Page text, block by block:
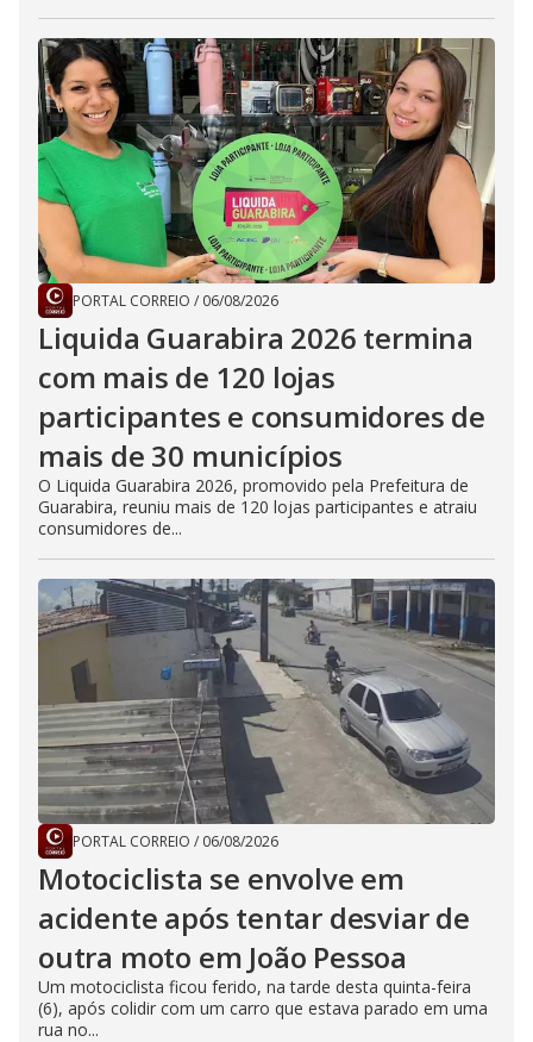
PORTAL CORREIO / 06/08/2026
Liquida Guarabira 2026 termina
com mais de 120 lojas
participantes e consumidores de
mais de 30 municípios
O Liquida Guarabira 2026, promovido pela Prefeitura de
Guarabira, reuniu mais de 120 lojas participantes e atraiu
consumidores de...
PORTAL CORREIO / 06/08/2026
Motociclista se envolve em
acidente após tentar desviar de
outra moto em João Pessoa
Um motociclista ficou ferido, na tarde desta quinta-feira
(6), após colidir com um carro que estava parado em uma
rua no...